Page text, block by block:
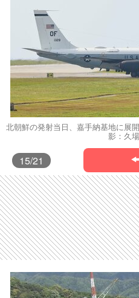
北朝鮮の発射当日、嘉手納基地に展
影：久
15/21